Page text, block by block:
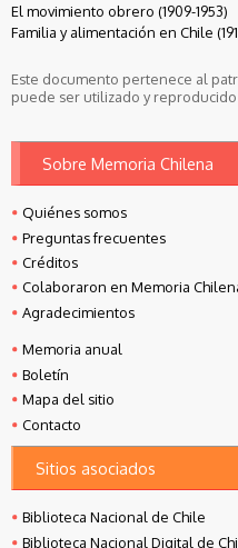
El movimiento obrero (1909-1953)
Familia y alimentación en Chile
Este documento pertenece al
puede ser utilizado y
Sobre Memoria Chilena
Quiénes somos
Preguntas frecuentes
Créditos
Colaboraron en Memoria
Agradecimientos
Memoria anual
Boletín
Mapa del sitio
Contacto
Sitios asociados
Biblioteca Nacional de Chile
Biblioteca Nacional Digital de